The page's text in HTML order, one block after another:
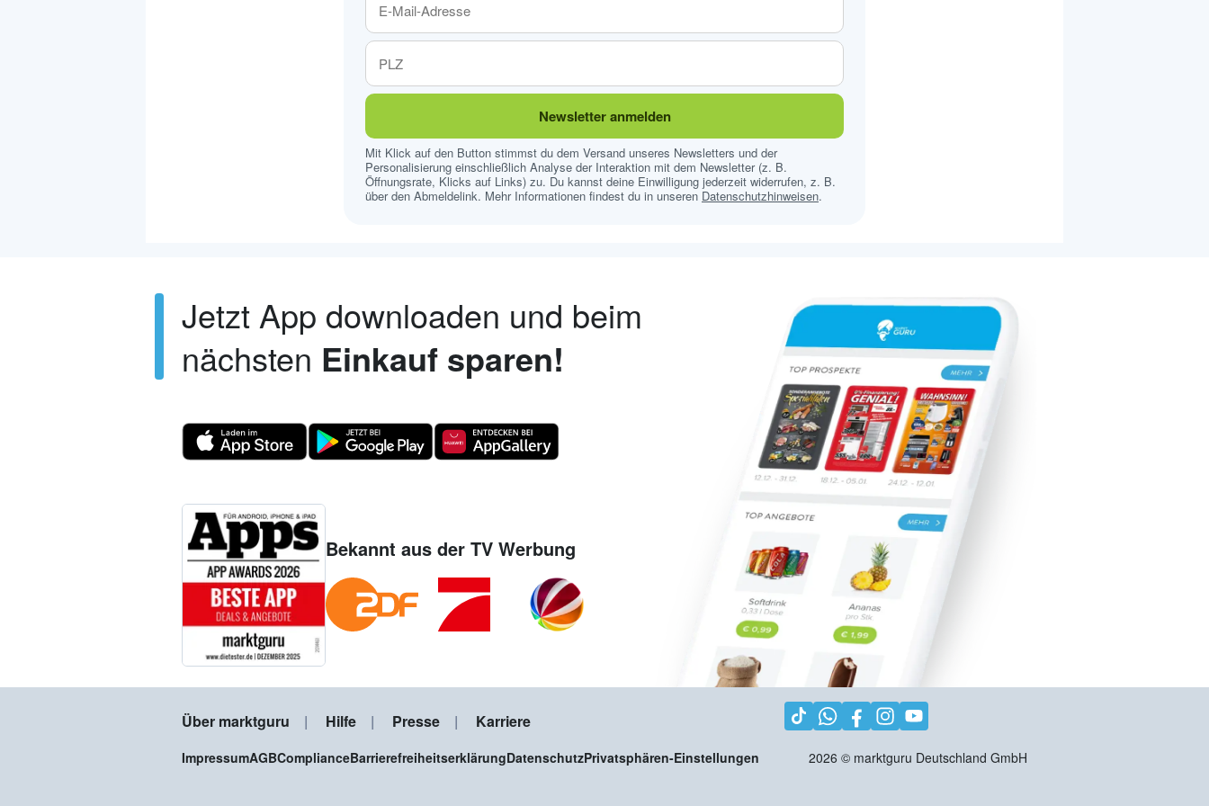
Newsletter anmelden
Mit Klick auf den Button stimmst du dem Versand unseres Newsletters und der
Personalisierung einschließlich Analyse der Interaktion mit dem Newsletter (z. B.
Öffnungsrate, Klicks auf Links) zu. Du kannst deine Einwilligung jederzeit widerrufen, z. B.
über den Abmeldelink. Mehr Informationen findest du in unseren Datenschutzhinweisen.
Jetzt App downloaden und beim
nächsten Einkauf sparen!
Bekannt aus der TV Werbung
Über marktguru Hilfe Presse Karriere
ImpressumAGBComplianceBarrierefreiheitserklärungDatenschutzPrivatsphären-Einstellungen 2026 © marktguru Deutschland GmbH